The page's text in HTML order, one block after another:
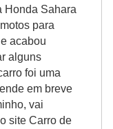
Honda Sahara
para
acabou
alguns
foi uma
em breve
vai
site Carro de